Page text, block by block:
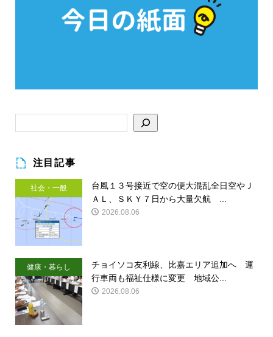
注目記事
社会・一般
台風１３号接近で空の便大混乱全日空やＪ
ＡＬ、ＳＫＹ７日から大量欠航 ...
2026.08.06
健康・暮らし
チョイソコ友利線、比嘉エリア追加へ 運
行車両も福祉仕様に変更 地域公...
2026.08.06